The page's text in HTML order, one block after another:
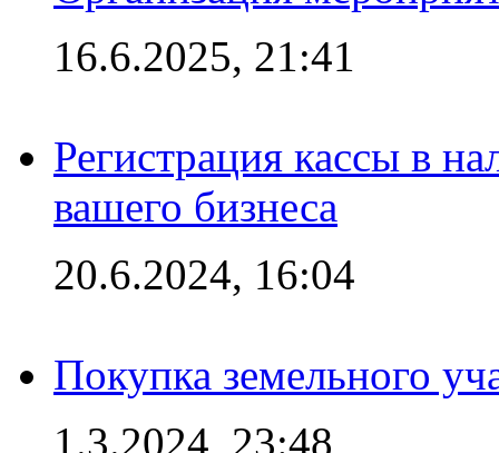
16.6.2025, 21:41
Регистрация кассы в
вашего бизнеса
20.6.2024, 16:04
Покупка земельного
1.3.2024, 23:48